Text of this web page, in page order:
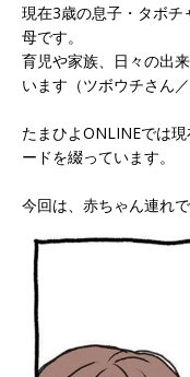
現在3歳の息子・タボチ
母です。
育児や家族、日々の出
います（ツボウチさん／
たまひよONLINEでは
ードを綴っています。
今回は、赤ちゃん連れ